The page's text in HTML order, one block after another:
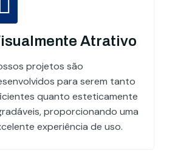
Atrativo
projetos são
para serem tanto
quanto esteticamente
proporcionando uma
experiência de uso.